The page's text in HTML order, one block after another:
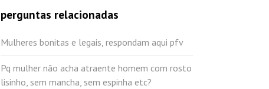
perguntas relacionadas
Mulheres bonitas e legais, respondam aqui pfv
Pq mulher não acha atraente homem com rosto
lisinho, sem mancha, sem espinha etc?